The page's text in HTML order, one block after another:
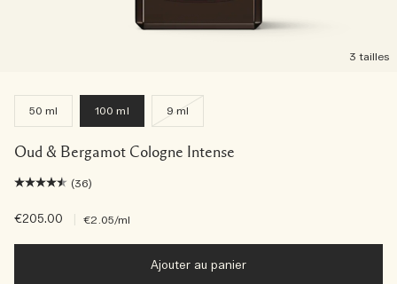
3 tailles
50 ml 100 ml 9 ml
Oud & Bergamot Cologne Intense
(36)
€205.00 €2.05/ml
Ajouter au panier